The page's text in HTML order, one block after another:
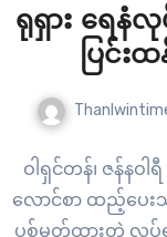
ရုရှား ရေနံ
ပြင်း
ဝါရှင်တန်၊ ဇန်န
လောင်စာ ထည့်ပေး
ပစ်မှတ်ထားတဲ့ လုပ်